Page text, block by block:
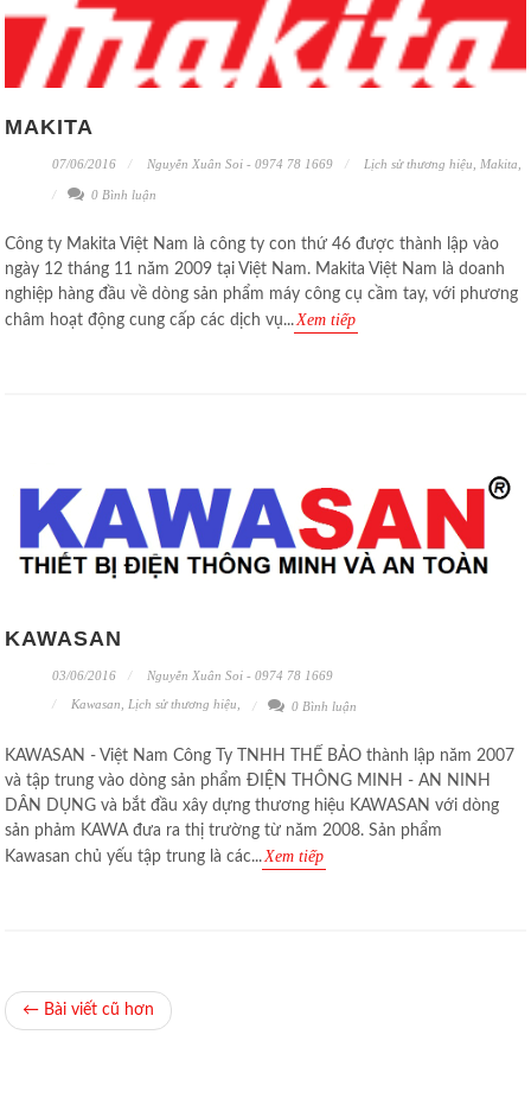
MAKITA
07/06/2016 Nguyễn Xuân Soi - 0974 78 1669 Lịch sử thương hiệu Makita
0 Bình luận
Công ty Makita Việt Nam là công ty con thứ 46 được thành lập vào
ngày 12 tháng 11 năm 2009 tại Việt Nam. Makita Việt Nam là doanh
nghiệp hàng đầu về dòng sản phẩm máy công cụ cầm tay, với phương
châm hoạt động cung cấp các dịch vụ... Xem tiếp
KAWASAN
03/06/2016
Nguyễn Xuân Soi - 0974 78 1669
Kawasan, Lịch sử thương hiệu, 0 Bình luận
KAWASAN - Việt Nam Công Ty TNHH THẾ BẢO thành lập năm 2007
và tập trung vào dòng sản phẩm ĐIỆN THÔNG MINH - AN NINH
DÂN DỤNG và bắt đầu xây dựng thương hiệu KAWASAN với dòng
sản phảm KAWA đưa ra thị trường từ năm 2008. Sản phẩm
Kawasan chủ yếu tập trung là các...Xem tiếp
← Bài viết cũ hơn